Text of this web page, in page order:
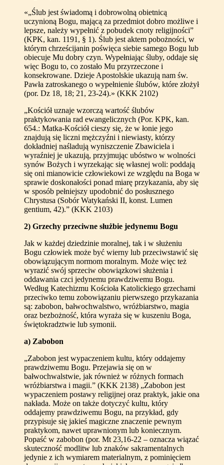
«„Ślub jest świadomą i dobrowolną obietnicą
uczynioną Bogu, mającą za przedmiot dobro możliwe i
lepsze, należy wypełnić z pobudek cnoty religijności”
(KPK, kan. 1191, § 1). Ślub jest aktem pobożności, w
którym chrześcijanin poświęca siebie samego Bogu lub
obiecuje Mu dobry czyn. Wypełniając śluby, oddaje się
więc Bogu to, co zostało Mu przyrzeczone i
konsekrowane. Dzieje Apostolskie ukazują nam św.
Pawła zatroskanego o wypełnienie ślubów, które złożył
(por. Dz 18, 18; 21, 23-24).» (KKK 2102)
„Kościół uznaje wzorczą wartość ślubów
praktykowania rad ewangelicznych (Por. KPK, kan.
654.: Matka-Kościół cieszy się, że w łonie jego
znajdują się liczni mężczyźni i niewiasty, którzy
dokładniej naśladują wyniszczenie Zbawiciela i
wyraźniej je ukazują, przyjmując ubóstwo w wolności
synów Bożych i wyrzekając się własnej woli: poddają
się oni mianowicie człowiekowi ze względu na Boga w
sprawie doskonałości ponad miarę przykazania, aby się
w sposób pełniejszy upodobnić do posłusznego
Chrystusa (Sobór Watykański II, konst. Lumen
gentium, 42).” (KKK 2103)
2) Grzechy przeciwne służbie jedynemu Bogu
Jak w każdej dziedzinie moralnej, tak i w służeniu
Bogu człowiek może być wierny lub przeciwstawić się
obowiązującym normom moralnym. Może więc też
wyrazić swój sprzeciw obowiązkowi służenia i
oddawania czci jedynemu prawdziwemu Bogu.
Według Katechizmu Kościoła Katolickiego grzechami
przeciwko temu zobowiązaniu pierwszego przykazania
są: zabobon, bałwochwalstwo, wróżbiarstwo, magia
oraz bezbożność, która wyraża się w kuszeniu Boga,
świętokradztwie lub symonii.
a) Zabobon
„Zabobon jest wypaczeniem kultu, który oddajemy
prawdziwemu Bogu. Przejawia się on w
bałwochwalstwie, jak również w różnych formach
wróżbiarstwa i magii.” (KKK 2138) „Zabobon jest
wypaczeniem postawy religijnej oraz praktyk, jakie ona
nakłada. Może on także dotyczyć kultu, który
oddajemy prawdziwemu Bogu, na przykład, gdy
przypisuje się jakieś magiczne znaczenie pewnym
praktykom, nawet uprawnionym lub koniecznym.
Popaść w zabobon (por. Mt 23,16-22 – oznacza wiązać
skuteczność modlitw lub znaków sakramentalnych
jedynie z ich wymiarem materialnym, z pominięciem